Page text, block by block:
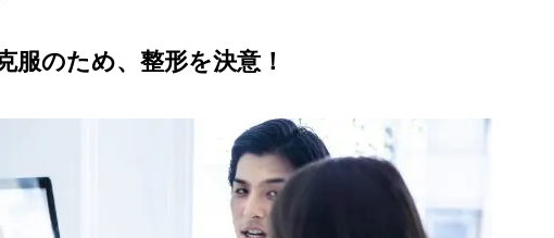
服のため、整形を決意！